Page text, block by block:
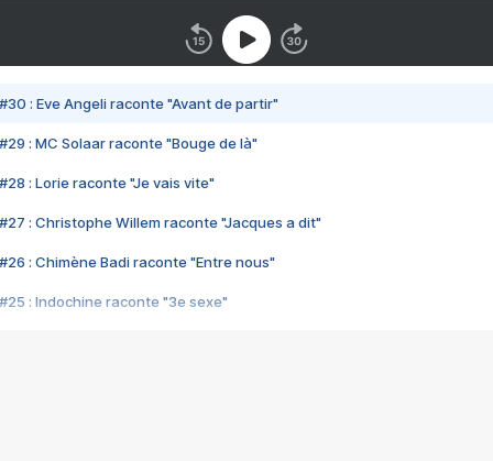
#30 : Eve Angeli raconte "Avant de partir"
#29 : MC Solaar raconte "Bouge de là"
#28 : Lorie raconte "Je vais vite"
#27 : Christophe Willem raconte "Jacques a dit"
#26 : Chimène Badi raconte "Entre nous"
#25 : Indochine raconte "3e sexe"